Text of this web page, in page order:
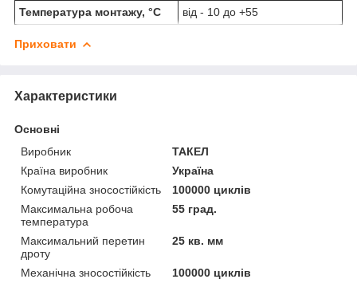
Температура монтажу, °C
від - 10 до +55
Приховати
Характеристики
Основні
Виробник
ТАКЕЛ
Країна виробник
Україна
Комутаційна зносостійкість
100000 циклів
Максимальна робоча
температура
55 град.
Максимальний перетин
дроту
25 кв. мм
Механічна зносостійкість
100000 циклів